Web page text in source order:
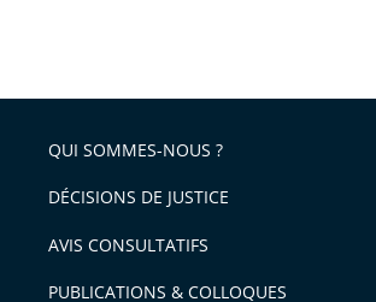
QUI SOMMES-NOUS ?
DÉCISIONS DE JUSTICE
AVIS CONSULTATIFS
PUBLICATIONS & COLLOQUES